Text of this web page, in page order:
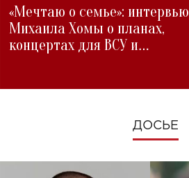
«Мечтаю о семье»: интервью
Михаила Хомы о планах,
концертах для ВСУ и
ДОСЬЕ